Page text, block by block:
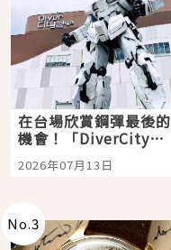
在台場欣賞鋼彈最後的
機會！「DiverCity
Tokyo Plaza」搭船、
購物、美食及夜景，一
2026年07月13日
No.3